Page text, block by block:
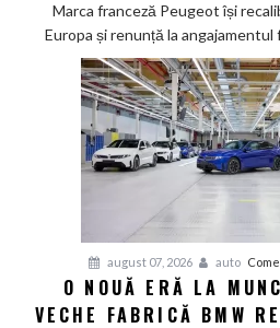
Marca franceză Peugeot își
Europa și renunță la
august 07, 2026 auto
O NOUĂ ERĂ LA
VECHE FABRICĂ BMW